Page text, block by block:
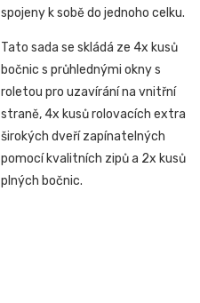
spojeny k sobě do jednoho celku.
Tato sada se skládá ze 4x kusů
bočnic s průhlednými okny s
roletou pro uzavírání na vnitřní
straně, 4x kusů rolovacích extra
širokých dveří zapínatelných
pomocí kvalitních zipů a 2x kusů
plných bočnic.